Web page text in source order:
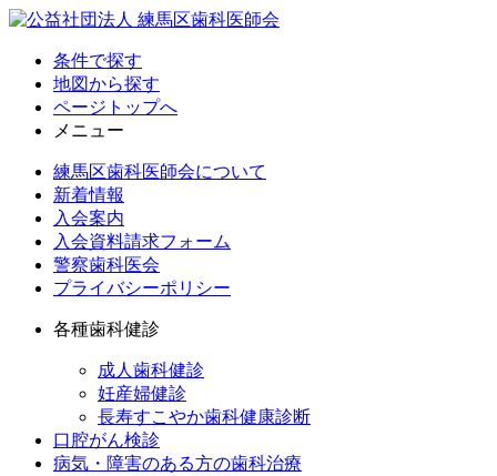
条件で探す
地図から探す
ページトップへ
メニュー
練馬区歯科医師会について
新着情報
入会案内
入会資料請求フォーム
警察歯科医会
プライバシーポリシー
各種歯科健診
成人歯科健診
妊産婦健診
長寿すこやか歯科健康診断
口腔がん検診
病気・障害のある方の歯科治療